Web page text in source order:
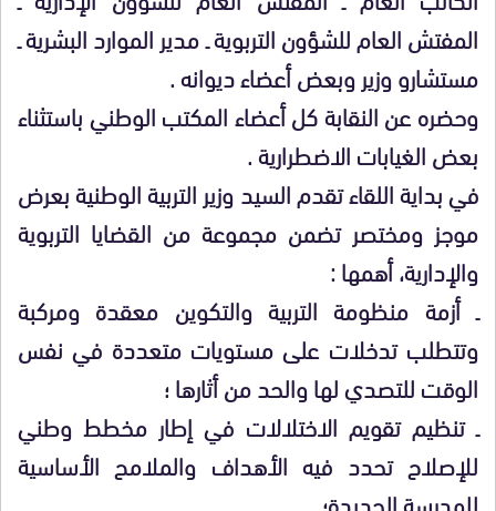
المفتش العام للشؤون التربوية ـ مدير الموارد البشرية ـ
مستشارو وزير وبعض أعضاء ديوانه .
وحضره عن النقابة كل أعضاء المكتب الوطني باستثناء
بعض الغيابات الاضطرارية .
في بداية اللقاء تقدم السيد وزير التربية الوطنية بعرض
موجز ومختصر تضمن مجموعة من القضايا التربوية
والإدارية، أهمها :
ـ أزمة منظومة التربية والتكوين معقدة ومركبة
وتتطلب تدخلات على مستويات متعددة في نفس
الوقت للتصدي لها والحد من أثارها ؛
ـ تنظيم تقويم الاختلالات في إطار مخطط وطني
للإصلاح تحدد فيه الأهداف والملامح الأساسية